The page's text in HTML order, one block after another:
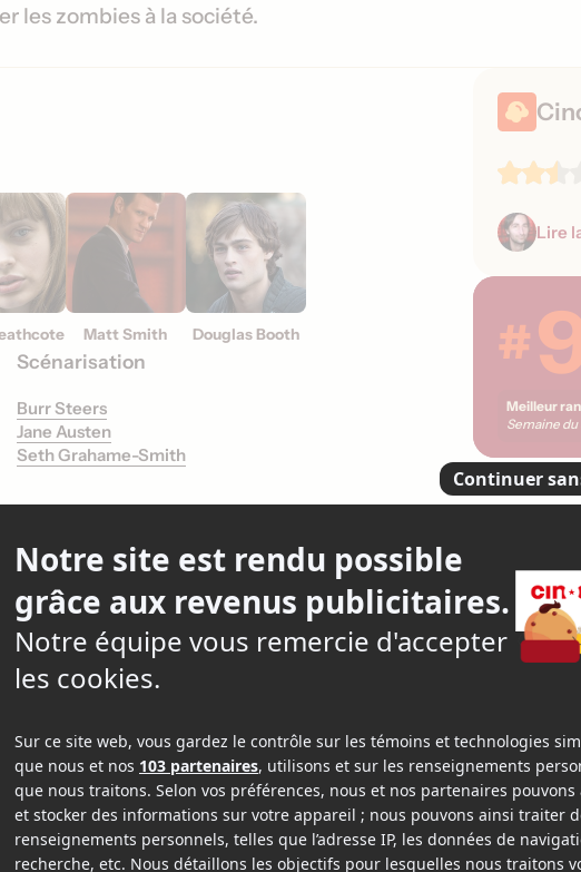
les zombies à la société.
Matt Smith Douglas Booth
Scénarisation
Burr Steers
Jane Austen
Seth Grahame-Smith
Lire
#
Meilleur
Semaine du
que vivant
14